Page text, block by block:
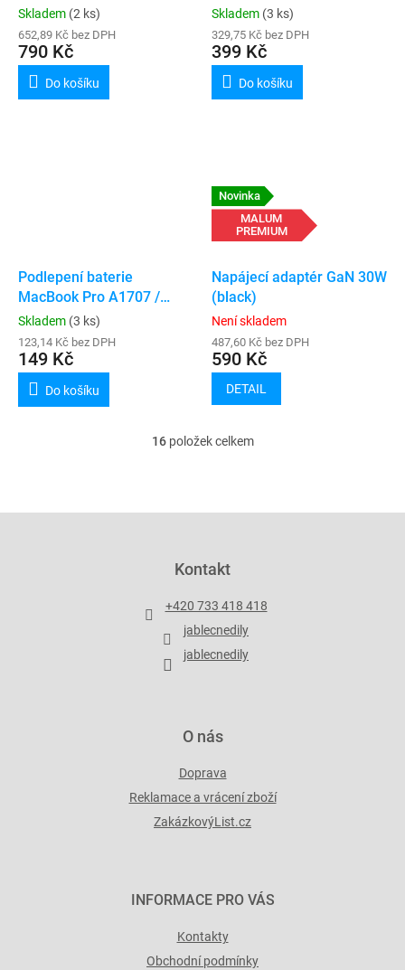
Skladem (2 ks)
652,89 Kč bez DPH
790 Kč
Do košíku
MacBook Pro A1706 /
A1707 / A1708 / A1989 /
A1990 / A2251 / A2289
Skladem (3 ks)
329,75 Kč bez DPH
399 Kč
Do košíku
Podlepení baterie
MacBook Pro A1707 /
A1990 / A2141
Skladem (3 ks)
123,14 Kč bez DPH
149 Kč
Do košíku
Novinka
MALUM
PREMIUM
Napájecí adaptér GaN 30W
(black)
Není skladem
487,60 Kč bez DPH
590 Kč
DETAIL
O
d
í
r
v
k
y
s
16položek celkem
Kontakt
+420 733 418 418
jablecnedily
jablecnedily
O nás
Doprava
Reklamace a vrácení zboží
ZakázkovýList.cz
INFORMACE PRO VÁS
Kontakty
Obchodní podmínky